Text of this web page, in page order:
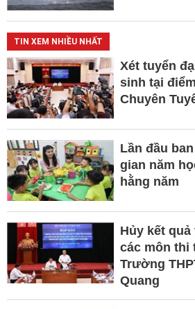
TIN XEM NHIỀU NHẤT
Xét tuyển
sinh tại
Chuyên
Lần đầu
gian năm
hằng năm
Hủy kết
các môn thi
Trường
Quang